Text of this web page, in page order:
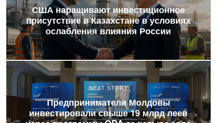
США наращивают инвестиционное
присутствие в Казахстане в условиях
ослабления влияния России
NEXT STORY
Предприниматели Молдовы
инвестировали свыше 19 млрд леев